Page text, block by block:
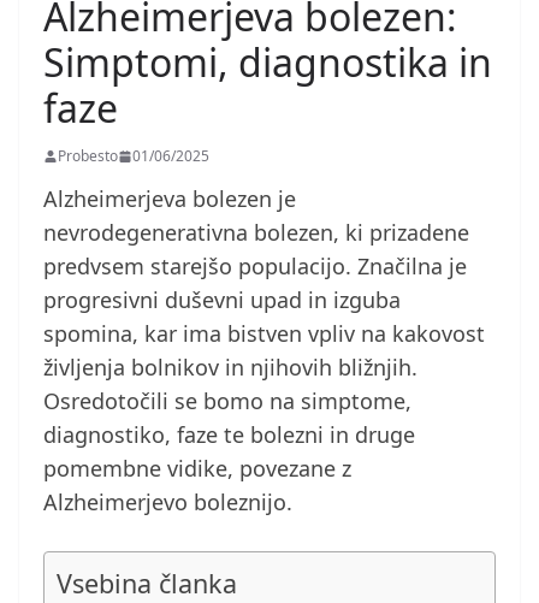
Alzheimerjeva bolezen:
Simptomi, diagnostika in
faze
Probesto 01/06/2025
Alzheimerjeva bolezen je
nevrodegenerativna bolezen, ki prizadene
predvsem starejšo populacijo. Značilna je
progresivni duševni upad in izguba
spomina, kar ima bistven vpliv na kakovost
življenja bolnikov in njihovih bližnjih.
Osredotočili se bomo na simptome,
diagnostiko, faze te bolezni in druge
pomembne vidike, povezane z
Alzheimerjevo boleznijo.
Vsebina članka